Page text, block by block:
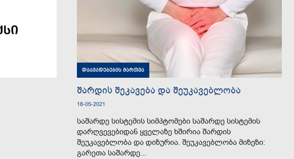
დაავადებების მართვა
შარდის შეკავება და შეუკავებლობა
18-05-2021
საშარდე სისტემის სიმპტომები საშარდე სისტემის
დარღვევებიდან ყველაზე ხშირია შარდის
შეუკავებლობა და დიზურია. შეუკავებლობა მიზეზი:
გარეთა საშარდე...